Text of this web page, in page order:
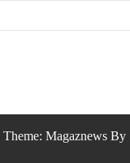
Theme: Magaznews By